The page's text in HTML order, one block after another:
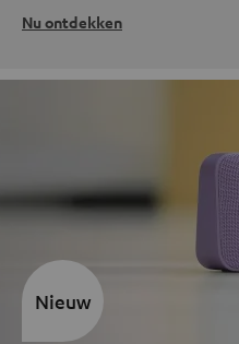
Nu ontdekken
Nieuw